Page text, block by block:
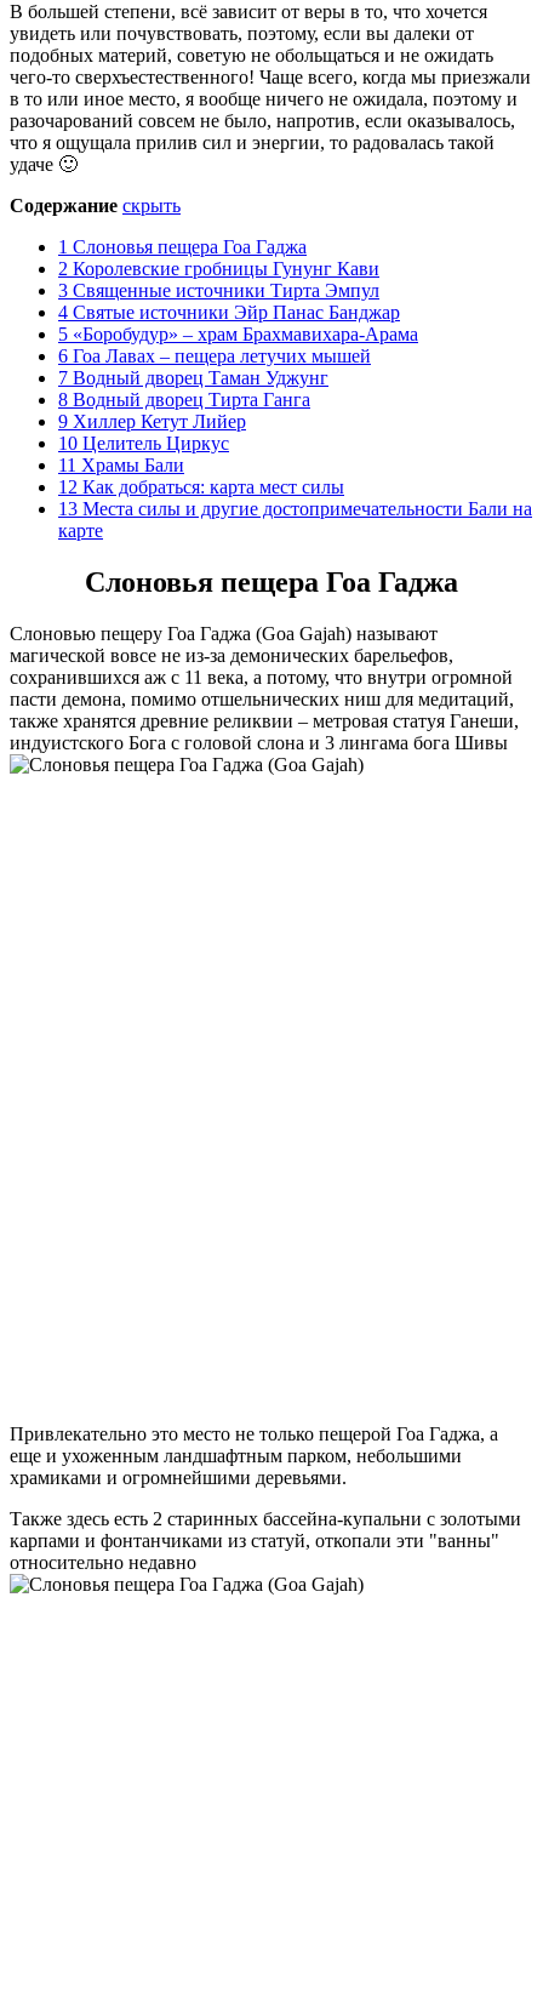
В большей степени, всё зависит от веры в то, что хочется
увидеть или почувствовать, поэтому, если вы далеки от
подобных материй, советую не обольщаться и не ожидать
чего-то сверхъестественного! Чаще всего, когда мы приезжали
в то или иное место, я вообще ничего не ожидала, поэтому и
разочарований совсем не было, напротив, если оказывалось,
что я ощущала прилив сил и энергии, то радовалась такой
удаче 🙂
Содержание скрыть
1 Слоновья пещера Гоа Гаджа
2 Королевские гробницы Гунунг Кави
3 Священные источники Тирта Эмпул
4 Святые источники Эйр Панас Банджар
5 «Боробудур» – храм Брахмавихара-Арама
6 Гоа Лавах – пещера летучих мышей
7 Водный дворец Таман Уджунг
8 Водный дворец Тирта Ганга
9 Хиллер Кетут Лийер
10 Целитель Циркус
11 Храмы Бали
12 Как добраться: карта мест силы
13 Места силы и другие достопримечательности Бали на
карте
Слоновья пещера Гоа Гаджа
Слоновью пещеру Гоа Гаджа (Goa Gajah) называют
магической вовсе не из-за демонических барельефов,
сохранившихся аж с 11 века, а потому, что внутри огромной
пасти демона, помимо отшельнических ниш для медитаций,
также хранятся древние реликвии – метровая статуя Ганеши,
индуистского Бога с головой слона и 3 лингама бога Шивы
Привлекательно это место не только пещерой Гоа Гаджа, а
еще и ухоженным ландшафтным парком, небольшими
храмиками и огромнейшими деревьями.
Также здесь есть 2 старинных бассейна-купальни с золотыми
карпами и фонтанчиками из статуй, откопали эти "ванны"
относительно недавно